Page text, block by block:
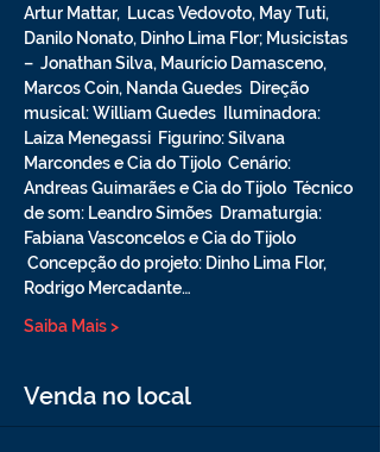
Artur Mattar,  Lucas Vedovoto, May Tuti,
Danilo Nonato, Dinho Lima Flor; Musicistas
–  Jonathan Silva, Maurício Damasceno,
Marcos Coin, Nanda Guedes  Direção
musical: William Guedes  Iluminadora:
Laiza Menegassi  Figurino: Silvana
Marcondes e Cia do Tijolo  Cenário:
Andreas Guimarães e Cia do Tijolo  Técnico
de som: Leandro Simões  Dramaturgia:
Fabiana Vasconcelos e Cia do Tijolo
Concepção do projeto: Dinho Lima Flor,
Rodrigo Mercadante…
Saiba Mais >
Venda no local